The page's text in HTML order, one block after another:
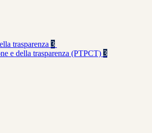
trasparenza 3
e della trasparenza (PTPCT) 3